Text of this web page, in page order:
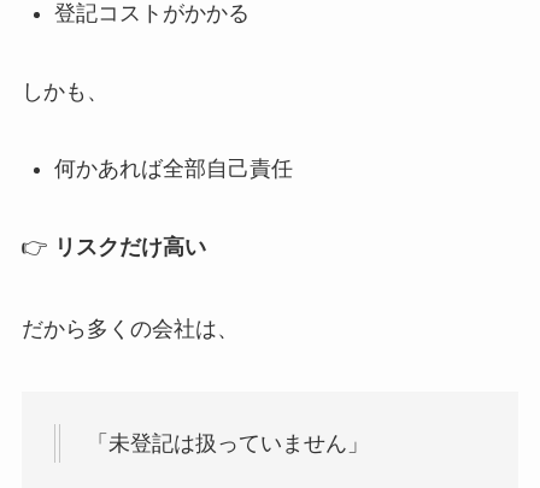
登記コストがかかる
しかも、
何かあれば全部自己責任
👉 リスクだけ高い
だから多くの会社は、
「未登記は扱っていません」